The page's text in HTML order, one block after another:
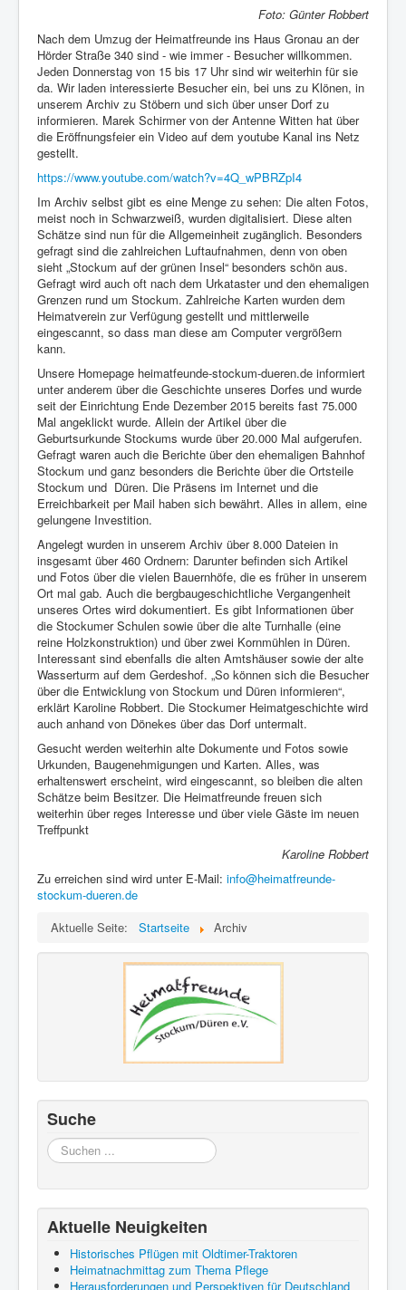
Foto: Günter Robbert
Nach dem Umzug der Heimatfreunde ins Haus Gronau an der
Hörder Straße 340 sind - wie immer - Besucher willkommen.
Jeden Donnerstag von 15 bis 17 Uhr sind wir weiterhin für sie
da. Wir laden interessierte Besucher ein, bei uns zu Klönen, in
unserem Archiv zu Stöbern und sich über unser Dorf zu
informieren. Marek Schirmer von der Antenne Witten hat über
die Eröffnungsfeier ein Video auf dem youtube Kanal ins Netz
gestellt.
https://www.youtube.com/watch?v=4Q_wPBRZpI4
Im Archiv selbst gibt es eine Menge zu sehen: Die alten Fotos,
meist noch in Schwarzweiß, wurden digitalisiert. Diese alten
Schätze sind nun für die Allgemeinheit zugänglich. Besonders
gefragt sind die zahlreichen Luftaufnahmen, denn von oben
sieht „Stockum auf der grünen Insel“ besonders schön aus.
Gefragt wird auch oft nach dem Urkataster und den ehemaligen
Grenzen rund um Stockum. Zahlreiche Karten wurden dem
Heimatverein zur Verfügung gestellt und mittlerweile
eingescannt, so dass man diese am Computer vergrößern
kann.
Unsere Homepage heimatfeunde-stockum-dueren.de informiert
unter anderem über die Geschichte unseres Dorfes und wurde
seit der Einrichtung Ende Dezember 2015 bereits fast 75.000
Mal angeklickt wurde. Allein der Artikel über die
Geburtsurkunde Stockums wurde über 20.000 Mal aufgerufen.
Gefragt waren auch die Berichte über den ehemaligen Bahnhof
Stockum und ganz besonders die Berichte über die Ortsteile
Stockum und Düren. Die Präsens im Internet und die
Erreichbarkeit per Mail haben sich bewährt. Alles in allem, eine
gelungene Investition.
Angelegt wurden in unserem Archiv über 8.000 Dateien in
insgesamt über 460 Ordnern: Darunter befinden sich Artikel
und Fotos über die vielen Bauernhöfe, die es früher in unserem
Ort mal gab. Auch die bergbaugeschichtliche Vergangenheit
unseres Ortes wird dokumentiert. Es gibt Informationen über
die Stockumer Schulen sowie über die alte Turnhalle (eine
reine Holzkonstruktion) und über zwei Kornmühlen in Düren.
Interessant sind ebenfalls die alten Amtshäuser sowie der alte
Wasserturm auf dem Gerdeshof. „So können sich die Besucher
über die Entwicklung von Stockum und Düren informieren“,
erklärt Karoline Robbert. Die Stockumer Heimatgeschichte wird
auch anhand von Dönekes über das Dorf untermalt.
Gesucht werden weiterhin alte Dokumente und Fotos sowie
Urkunden, Baugenehmigungen und Karten. Alles, was
erhaltenswert erscheint, wird eingescannt, so bleiben die alten
Schätze beim Besitzer. Die Heimatfreunde freuen sich
weiterhin über reges Interesse und über viele Gäste im neuen
Treffpunkt
Karoline Robbert
Zu erreichen sind wird unter E-Mail: info@heimatfreunde-
stockum-dueren.de
Aktuelle Seite:
Startseite Archiv
Suche
Suchen
...
Aktuelle Neuigkeiten
Historisches Pflügen mit Oldtimer-Traktoren
Heimatnachmittag zum Thema Pflege
Herausforderungen und Perspektiven für Deutschland